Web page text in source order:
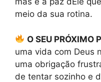
meio da sua rotina.
O SEU PRÓXIMO
uma vida com Deus
uma obrigação
de tentar sozinho e